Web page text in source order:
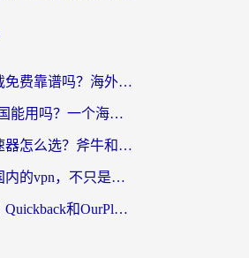
雷霆加速下载免费靠谱吗？海外党选回国加速器的避坑指南（附热门工具对比）
NordVPN 回国能用吗？一个海外用户必须面对的真实困境
海外回国加速器怎么选？斧牛和海龟哪个好？一篇帮你避开坑的实用指南
从匈牙利回国内的vpn，不只是为了刷剧那么简单
海外党必看：Quickback和OurPlay好用吗？3分钟选对回国加速器，无缝刷剧玩游戏